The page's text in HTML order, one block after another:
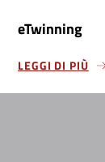
eTwinning
LEGGI DI PIÙ